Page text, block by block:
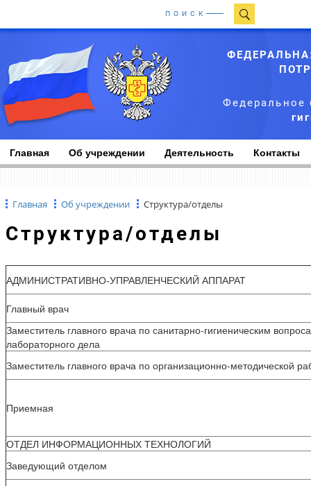
ПОИСК
Федеральное
Главная Об учреждении Деятельность Контакты
Главная Об учреждении Структура/отделы
Структура/отделы
АДМИНИСТРАТИВНО-УПРАВЛЕНЧЕСКИЙ АППАРАТ
Главный врач
Заместитель главного врача по санитарно-гигиеническим
лабораторного дела
Заместитель главного врача по организационно-методической
Приемная
ОТДЕЛ ИНФОРМАЦИОННЫХ ТЕХНОЛОГИЙ
Заведующий отделом